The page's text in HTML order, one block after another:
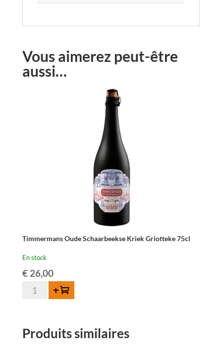
Vous aimerez peut-être
aussi…
Timmermans Oude Schaarbeekse Kriek Griotteke 75cl
En stock
€26,00
quantité
Schaarbeekse
Ajouter au panier
Produits similaires